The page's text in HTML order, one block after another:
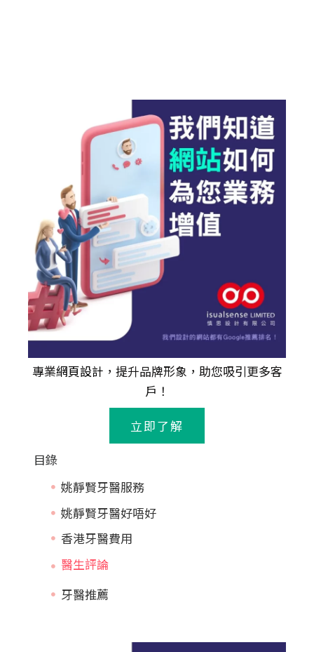
專業網頁設計 ，提升品牌形象，助您吸引更多客
戶！
立即了解
目錄
姚靜賢牙醫服務
姚靜賢牙醫好唔好
香港牙醫費用
牙醫推薦